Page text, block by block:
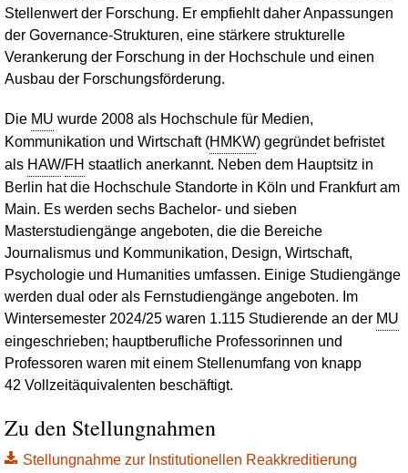
Stellenwert der Forschung. Er empfiehlt daher Anpassungen
der Governance-Strukturen, eine stärkere strukturelle
Verankerung der Forschung in der Hochschule und einen
Ausbau der Forschungsförderung.
Die MU wurde 2008 als Hochschule für Medien,
Kommunikation und Wirtschaft (HMKW) gegründet befristet
als HAW/FH staatlich anerkannt. Neben dem Hauptsitz in
Berlin hat die Hochschule Standorte in Köln und Frankfurt am
Main. Es werden sechs Bachelor- und sieben
Masterstudiengänge angeboten, die die Bereiche
Journalismus und Kommunikation, Design, Wirtschaft,
Psychologie und Humanities umfassen. Einige Studiengänge
werden dual oder als Fernstudiengänge angeboten. Im
Wintersemester 2024/25 waren 1.115 Studierende an der MU
eingeschrieben; hauptberufliche Professorinnen und
Professoren waren mit einem Stellenumfang von knapp
42 Vollzeitäquivalenten beschäftigt.
Zu den Stellungnahmen
Stellungnahme zur Institutionellen Reakkreditierung